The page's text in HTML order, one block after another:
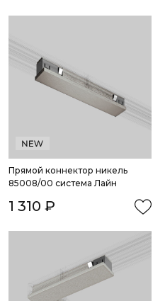
Прямой коннектор никель
85008/00 система Лайн
1 310 ₽